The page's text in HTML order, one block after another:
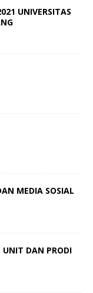
UNIVERSITAS
MEDIA SOSIAL
UNIT DAN PRODI